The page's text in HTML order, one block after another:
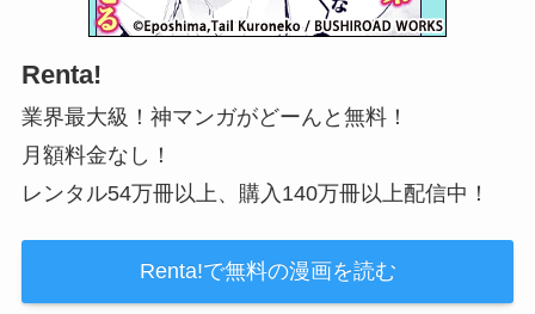
Renta!
業界最大級！神マンガがどーんと無料！
月額料金なし！
レンタル54万冊以上、購入140万冊以上配信中！
Renta!で無料の漫画を読む